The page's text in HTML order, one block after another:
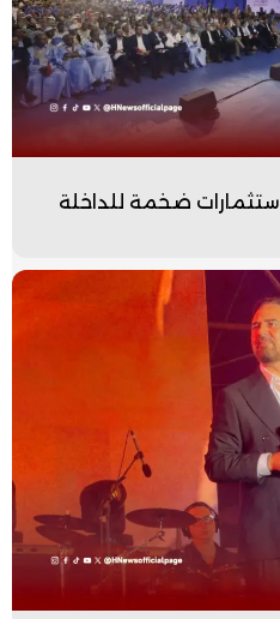
أخنوش: الحكومة جلبت 6 استثمارات ضخمة للداخلة